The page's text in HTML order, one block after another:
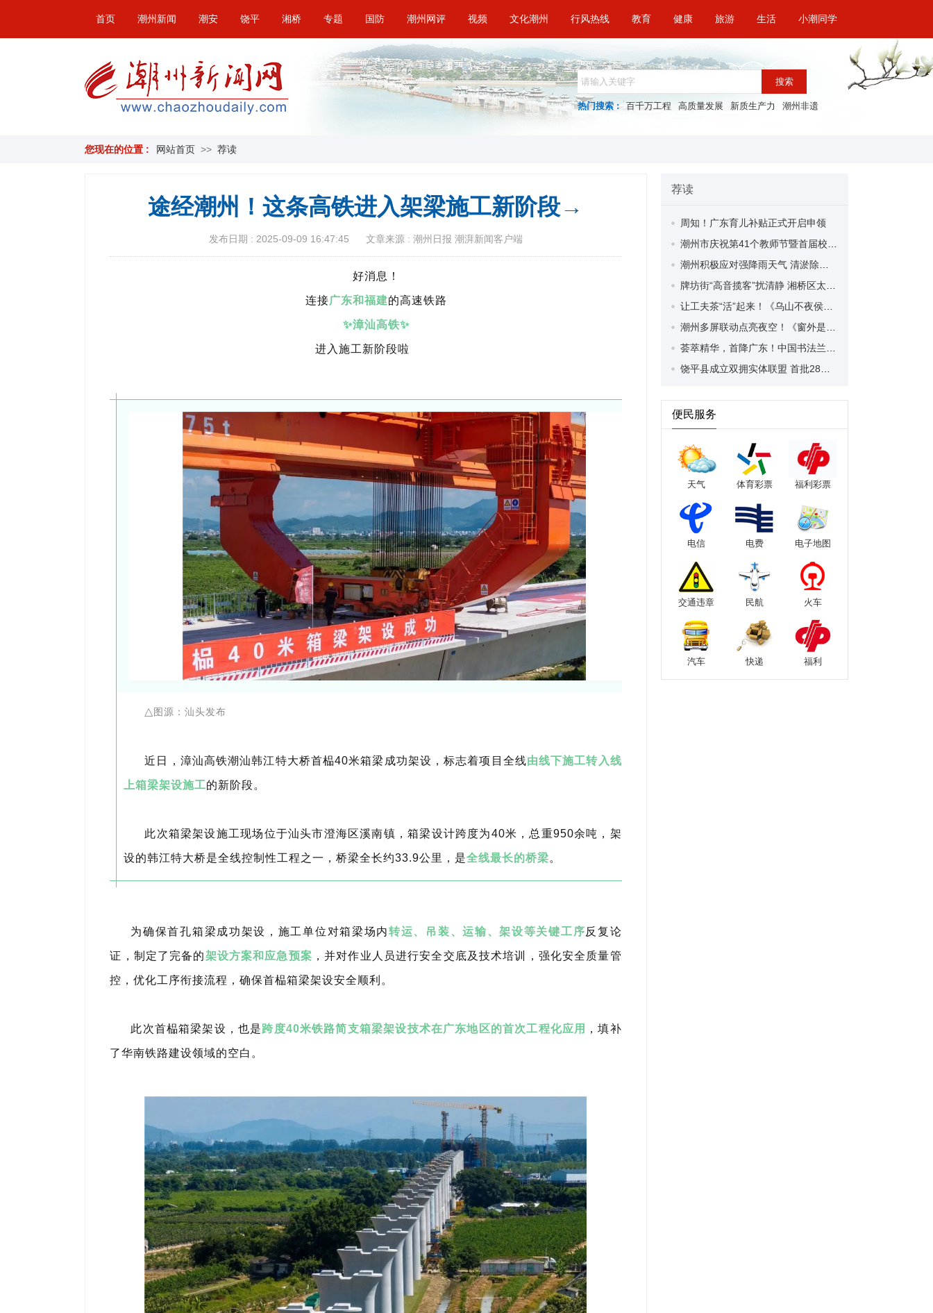
首页 潮州新闻 潮安 饶平 湘桥 专题 国防 潮州网评 视频 文化潮州 行风热线 教育 健康 旅游 生活 小潮同学
搜索
热门搜索 : 百千万工程 高质量发展 新质生产力 潮州非遗
您现在的位置 : 网站首页 >> 荐读
途经潮州！这条高铁进入架梁施工新阶段→
发布日期 : 2025-09-09 16:47:45 文章来源 : 潮州日报 潮湃新闻客户端
好消息！
连接广东和福建的高速铁路
✨️漳汕高铁✨️
进入施工新阶段啦
△ 图源：汕头发布
近日，漳汕高铁潮汕韩江特大桥首榀40米箱梁成功架设，标志着项目全线由线下施工转入线
上箱梁架设施工的新阶段。
此次箱梁架设施工现场位于汕头市澄海区溪南镇，箱梁设计跨度为40米，总重950余吨，架
设的韩江特大桥是全线控制性工程之一，桥梁全长约33.9公里，是全线最长的桥梁。
为确保首孔箱梁成功架设，施工单位对箱梁场内转运、吊装、运输、架设等关键工序反复论
证，制定了完备的架设方案和应急预案 ，并对作业人员进行安全交底及技术培训，强化安全质量管
控，优化工序衔接流程，确保首榀箱梁架设安全顺利。
此次首榀箱梁架设，也是跨度40米铁路简支箱梁架设技术在广东地区的首次工程化应用 ，填补
了华南铁路建设领域的空白。
荐读
周知！广东育儿补贴正式开启申领
便民服务
天气 体育彩票 福利彩票
电信 电费 电子地图
交通违章 民航 火车
汽车 快递 福利